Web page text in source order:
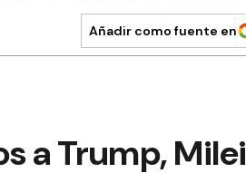
Añadir como fuente en
a Trump, Milei